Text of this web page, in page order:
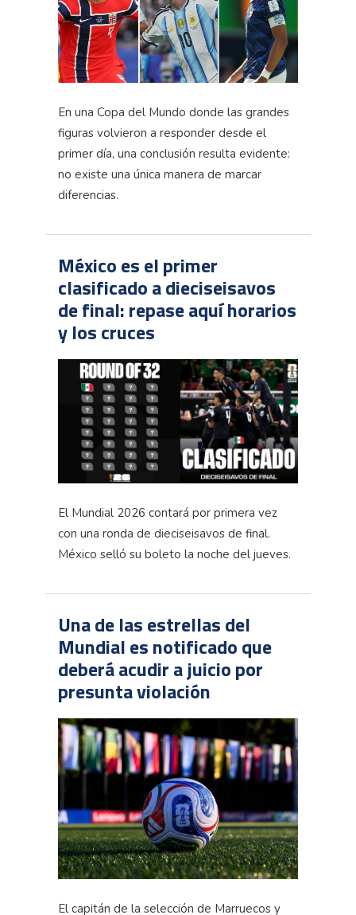
En una Copa del Mundo donde las grandes
figuras volvieron a responder desde el
primer día, una conclusión resulta evidente:
no existe una única manera de marcar
diferencias.
México es el primer
clasificado a dieciseisavos
de final: repase aquí horarios
y los cruces
El Mundial 2026 contará por primera vez
con una ronda de dieciseisavos de final.
México selló su boleto la noche del jueves.
Una de las estrellas del
Mundial es notificado que
deberá acudir a juicio por
presunta violación
El capitán de la selección de Marruecos y